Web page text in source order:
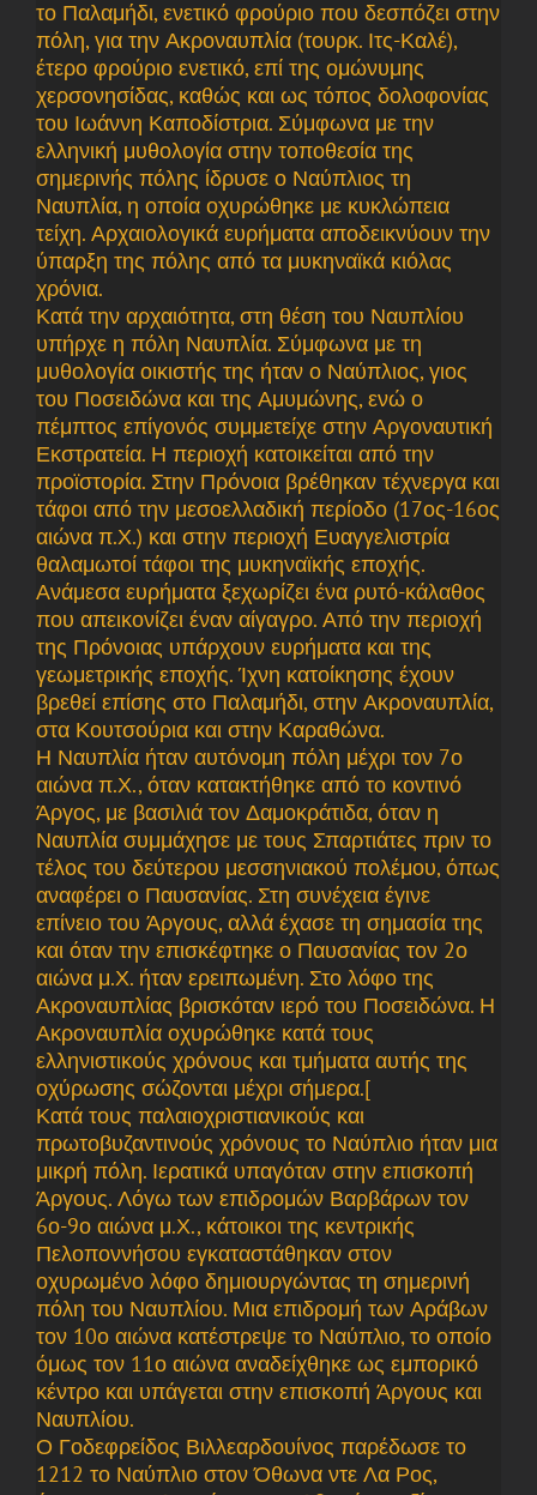
το Παλαμήδι, ενετικό φρούριο που δεσπόζει στην
πόλη, για την Ακροναυπλία (τουρκ. Ιτς-Καλέ),
έτερο φρούριο ενετικό, επί της ομώνυμης
χερσονησίδας, καθώς και ως τόπος δολοφονίας
του Ιωάννη Καποδίστρια. Σύμφωνα με την
ελληνική μυθολογία στην τοποθεσία της
σημερινής πόλης ίδρυσε ο Ναύπλιος τη
Ναυπλία, η οποία οχυρώθηκε με κυκλώπεια
τείχη. Αρχαιολογικά ευρήματα αποδεικνύουν την
ύπαρξη της πόλης από τα μυκηναϊκά κιόλας
χρόνια.
Κατά την αρχαιότητα, στη θέση του Ναυπλίου
υπήρχε η πόλη Ναυπλία. Σύμφωνα με τη
μυθολογία οικιστής της ήταν ο Ναύπλιος, γιος
του Ποσειδώνα και της Αμυμώνης, ενώ ο
πέμπτος επίγονός συμμετείχε στην Αργοναυτική
Εκστρατεία. Η περιοχή κατοικείται από την
προϊστορία. Στην Πρόνοια βρέθηκαν τέχνεργα και
τάφοι από την μεσοελλαδική περίοδο (17ος-16ος
αιώνα π.Χ.) και στην περιοχή Ευαγγελιστρία
θαλαμωτοί τάφοι της μυκηναϊκής εποχής.
Ανάμεσα ευρήματα ξεχωρίζει ένα ρυτό-κάλαθος
που απεικονίζει έναν αίγαγρο. Από την περιοχή
της Πρόνοιας υπάρχουν ευρήματα και της
γεωμετρικής εποχής. Ίχνη κατοίκησης έχουν
βρεθεί επίσης στο Παλαμήδι, στην Ακροναυπλία,
στα Κουτσούρια και στην Καραθώνα.
Η Ναυπλία ήταν αυτόνομη πόλη μέχρι τον 7ο
αιώνα π.Χ., όταν κατακτήθηκε από το κοντινό
Άργος, με βασιλιά τον Δαμοκράτιδα, όταν η
Ναυπλία συμμάχησε με τους Σπαρτιάτες πριν το
τέλος του δεύτερου μεσσηνιακού πολέμου, όπως
αναφέρει ο Παυσανίας. Στη συνέχεια έγινε
επίνειο του Άργους, αλλά έχασε τη σημασία της
και όταν την επισκέφτηκε ο Παυσανίας τον 2ο
αιώνα μ.Χ. ήταν ερειπωμένη. Στο λόφο της
Ακροναυπλίας βρισκόταν ιερό του Ποσειδώνα. Η
Ακροναυπλία οχυρώθηκε κατά τους
ελληνιστικούς χρόνους και τμήματα αυτής της
οχύρωσης σώζονται μέχρι σήμερα.[
Κατά τους παλαιοχριστιανικούς και
πρωτοβυζαντινούς χρόνους το Ναύπλιο ήταν μια
μικρή πόλη. Ιερατικά υπαγόταν στην επισκοπή
Άργους. Λόγω των επιδρομών Βαρβάρων τον
6ο-9ο αιώνα μ.Χ., κάτοικοι της κεντρικής
Πελοποννήσου εγκαταστάθηκαν στον
οχυρωμένο λόφο δημιουργώντας τη σημερινή
πόλη του Ναυπλίου. Μια επιδρομή των Αράβων
τον 10ο αιώνα κατέστρεψε το Ναύπλιο, το οποίο
όμως τον 11ο αιώνα αναδείχθηκε ως εμπορικό
κέντρο και υπάγεται στην επισκοπή Άργους και
Ναυπλίου.
Ο Γοδεφρείδος Βιλλεαρδουίνος παρέδωσε το
1212 το Ναύπλιο στον Όθωνα ντε Λα Ρος,